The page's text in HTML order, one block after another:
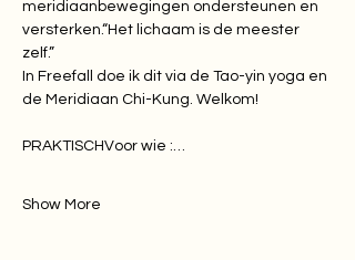
meridiaanbewegingen ondersteunen en
versterken.“Het lichaam is de meester
zelf.”
​In Freefall doe ik dit via de Tao-yin yoga en
de Meridiaan Chi-Kung. Welkom!
PRAKTISCHVoor wie :…
Show More